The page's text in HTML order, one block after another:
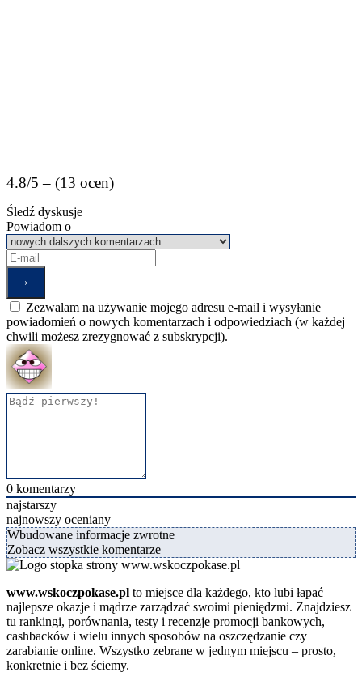
4.8/5 – (13 ocen)
Śledź dyskusje
Powiadom o
Zezwalam na używanie mojego adresu e-mail i wysyłanie
powiadomień o nowych komentarzach i odpowiedziach (w każdej
chwili możesz zrezygnować z subskrypcji).
0 komentarzy
najstarszy
najnowszy oceniany
Wbudowane informacje zwrotne
Zobacz wszystkie komentarze
www.wskoczpokase.pl to miejsce dla każdego, kto lubi łapać
najlepsze okazje i mądrze zarządzać swoimi pieniędzmi. Znajdziesz
tu rankingi, porównania, testy i recenzje promocji bankowych,
cashbacków i wielu innych sposobów na oszczędzanie czy
zarabianie online. Wszystko zebrane w jednym miejscu – prosto,
konkretnie i bez ściemy.